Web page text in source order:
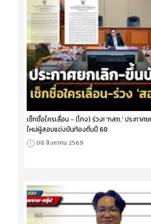
เช็กชื่อใครเลื่อน - (โกง) ร่วง! 'กสถ.' ประกา
ใหม่ผู้สอบแข่งขันท้องถิ่นปี 68
08 สิงหาคม 2569